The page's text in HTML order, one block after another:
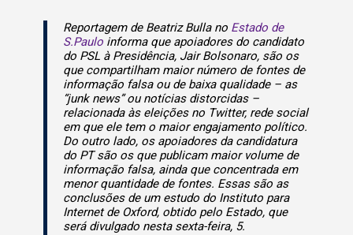
Reportagem de Beatriz Bulla no Estado de
S.Paulo informa que apoiadores do candidato
do PSL à Presidência, Jair Bolsonaro, são os
que compartilham maior número de fontes de
informação falsa ou de baixa qualidade – as
“junk news” ou notícias distorcidas –
relacionada às eleições no Twitter, rede social
em que ele tem o maior engajamento político.
Do outro lado, os apoiadores da candidatura
do PT são os que publicam maior volume de
informação falsa, ainda que concentrada em
menor quantidade de fontes. Essas são as
conclusões de um estudo do Instituto para
Internet de Oxford, obtido pelo Estado, que
será divulgado nesta sexta-feira, 5.